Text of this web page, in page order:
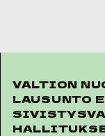
VALTION
LAUSUNTO